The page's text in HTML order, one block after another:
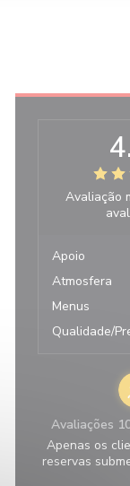
Avaliação
Apoio
Atmosfera
Menus
Qualidade/
Avaliações
Apenas os
reservas